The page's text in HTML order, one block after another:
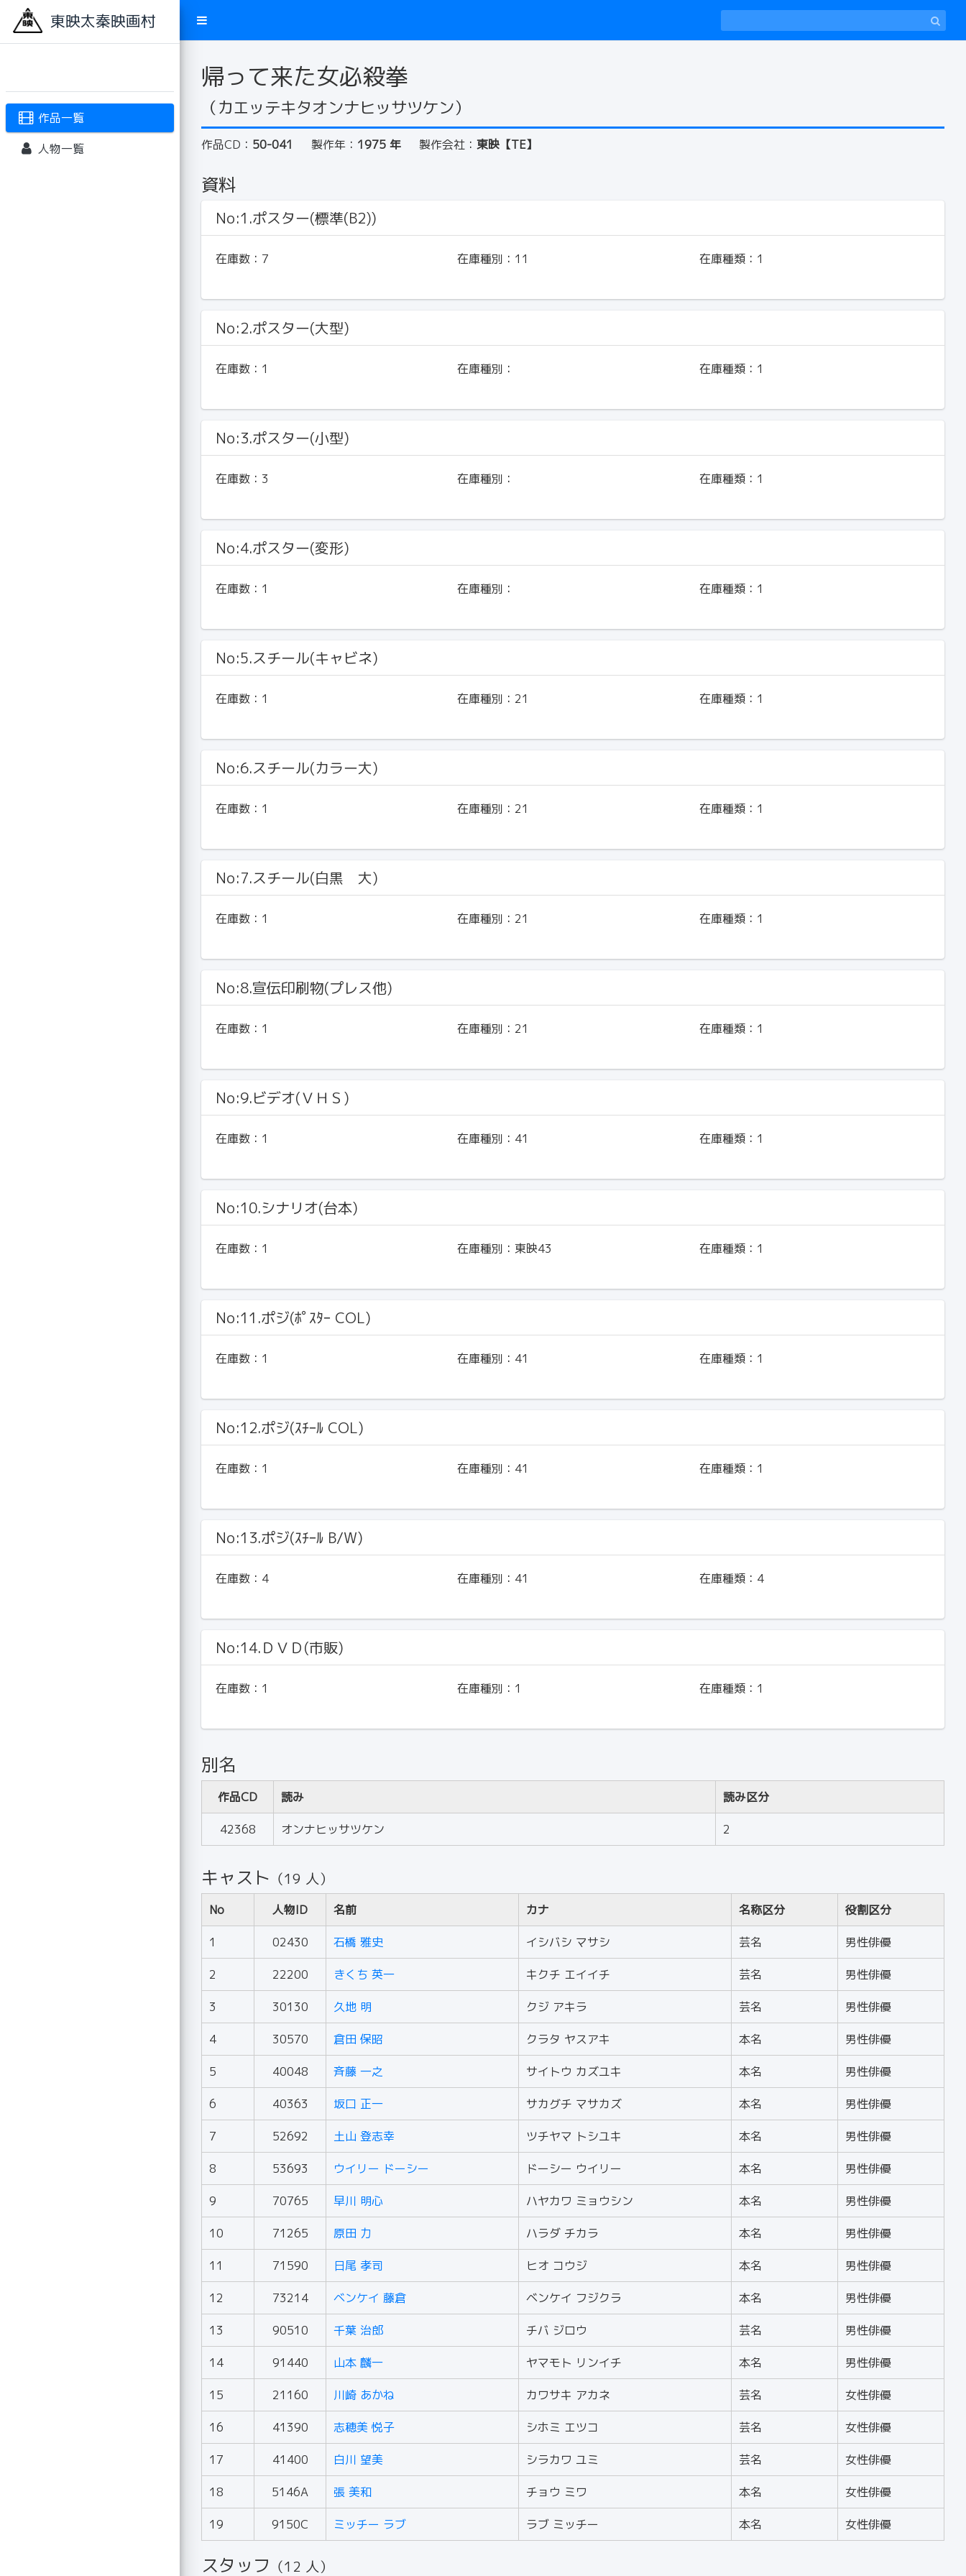
東映太秦映画村
作品一覧
人物一覧
帰って来た女必殺拳
（カエッテキタオンナヒッサツケン）
作品CD： 50-041 製作年： 1975 年 製作会社： 東映【TE】
資料
No:1.ポスター(標準(B2))
在庫数： 7 在庫種別： 11 在庫種類： 1
No:2.ポスター(大型)
在庫数： 1 在庫種別： 在庫種類： 1
No:3.ポスター(小型)
在庫数： 3 在庫種別： 在庫種類： 1
No:4.ポスター(変形)
在庫数： 1 在庫種別： 在庫種類： 1
No:5.スチール(キャビネ)
在庫数： 1 在庫種別： 21 在庫種類： 1
No:6.スチール(カラー大)
在庫数： 1 在庫種別： 21 在庫種類： 1
No:7.スチール(白黒 大)
在庫数： 1 在庫種別： 21 在庫種類： 1
No:8.宣伝印刷物(プレス他)
在庫数： 1 在庫種別： 21 在庫種類： 1
No:9.ビデオ(ＶＨＳ)
在庫数： 1 在庫種別： 41 在庫種類： 1
No:10.シナリオ(台本)
在庫数： 1 在庫種別：東映43 在庫種類： 1
No:11.ポジ(ﾎﾟｽﾀｰ COL)
在庫数： 1 在庫種別： 41 在庫種類： 1
No:12.ポジ(ｽﾁｰﾙ COL)
在庫数： 1 在庫種別： 41 在庫種類： 1
No:13.ポジ(ｽﾁｰﾙ B/W)
在庫数： 4 在庫種別： 41 在庫種類： 4
No:14.ＤＶＤ(市販)
在庫数： 1 在庫種別： 1 在庫種類： 1
別名
作品CD 読み 読み区分
42368 オンナヒッサツケン 2
キャスト （19 人）
No 人物ID 名前 カナ 名称区分 役割区分
1 02430 石橋 雅史 イシバシ マサシ 芸名 男性俳優
2 22200 きくち 英一 キクチ エイイチ 芸名 男性俳優
3 30130 久地 明 クジ アキラ 芸名 男性俳優
4 30570 倉田 保昭 クラタ ヤスアキ 本名 男性俳優
5 40048 斉藤 一之 サイトウ カズユキ 本名 男性俳優
6 40363 坂口 正一 サカグチ マサカズ 本名 男性俳優
7 52692 土山 登志幸 ツチヤマ トシユキ 本名 男性俳優
8 53693 ウイリー ドーシー ドーシー ウイリー 本名 男性俳優
9 70765 早川 明心 ハヤカワ ミョウシン 本名 男性俳優
10 71265 原田 力 ハラダ チカラ 本名 男性俳優
11 71590 日尾 孝司 ヒオ コウジ 本名 男性俳優
12 73214 ベンケイ 藤倉 ベンケイ フジクラ 本名 男性俳優
13 90510 千葉 治郎 チバ ジロウ 芸名 男性俳優
14 91440 山本 麟一 ヤマモト リンイチ 本名 男性俳優
15 21160 川崎 あかね カワサキ アカネ 芸名 女性俳優
16 41390 志穂美 悦子 シホミ エツコ 芸名 女性俳優
17 41400 白川 望美 シラカワ ユミ 芸名 女性俳優
18 5146A 張 美和 チョウ ミワ 本名 女性俳優
19 9150C ミッチー ラブ ラブ ミッチー 本名 女性俳優
スタッフ （12 人）